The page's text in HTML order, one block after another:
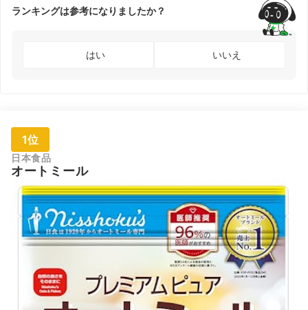
ランキングは参考になりましたか？
はい いいえ
1位
日本食品
オートミール